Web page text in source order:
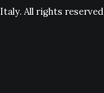
All rights reserved